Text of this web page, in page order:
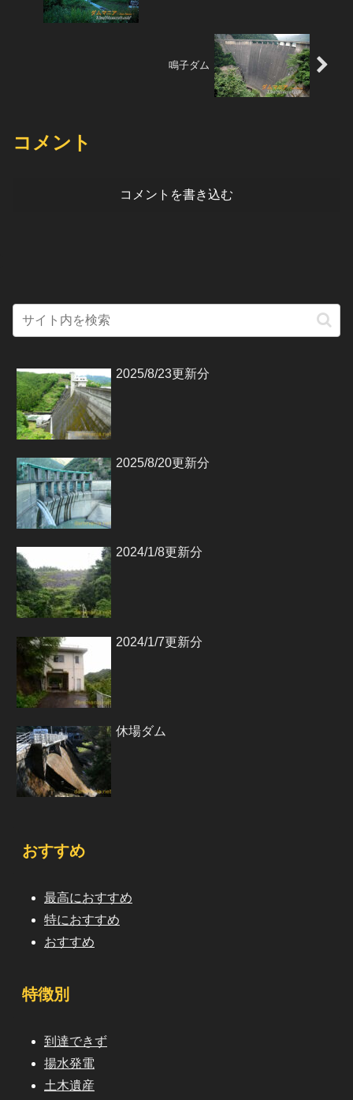
鳴子ダム
コメント
コメントを書き込む
2025/8/23更新分
2025/8/20更新分
2024/1/8更新分
2024/1/7更新分
休場ダム
おすすめ
最高におすすめ
特におすすめ
おすすめ
特徴別
到達できず
揚水発電
土木遺産